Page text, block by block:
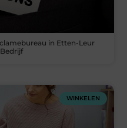
in Etten-Leur
WINKELEN